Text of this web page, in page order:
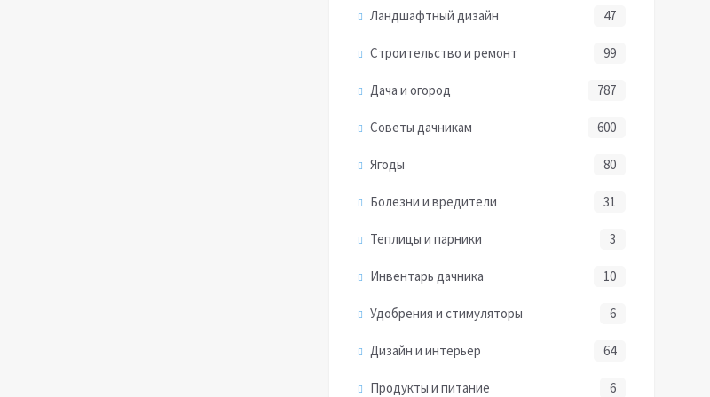
Ландшафтный дизайн 47
Строительство и ремонт 99
Дача и огород 787
Советы дачникам 600
Ягоды 80
Болезни и вредители 31
Теплицы и парники 3
Инвентарь дачника 10
Удобрения и стимуляторы 6
Дизайн и интерьер 64
Продукты и питание 6